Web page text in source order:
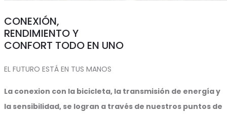
CONEXIÓN,
RENDIMIENTO Y
CONFORT TODO EN UNO
EL FUTURO ESTÁ EN TUS MANOS
La conexion con la bicicleta, la transmisión de energía y
la sensibilidad, se logran a través de nuestros puntos de